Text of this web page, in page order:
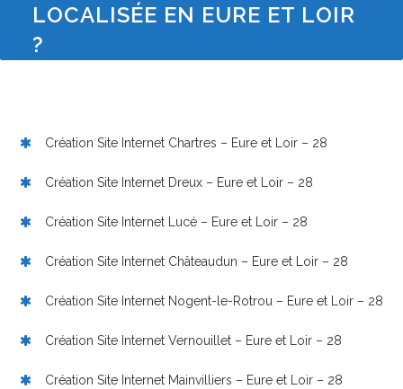
LOCALISÉE EN EURE ET LOIR
?
Création Site Internet Chartres – Eure et Loir – 28
Création Site Internet Dreux – Eure et Loir – 28
Création Site Internet Lucé – Eure et Loir – 28
Création Site Internet Châteaudun – Eure et Loir – 28
Création Site Internet Nogent-le-Rotrou – Eure et Loir – 28
Création Site Internet Vernouillet – Eure et Loir – 28
Création Site Internet Mainvilliers – Eure et Loir – 28